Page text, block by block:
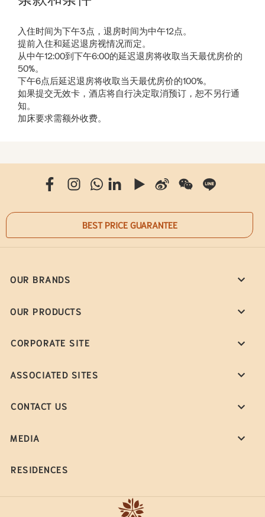
入住时间为下午3点，退房时间为中午12点。
提前入住和延迟退房视情况而定。
从中午12:00到下午6:00的延迟退房将收取当天最优房价的
50%。
下午6点后延迟退房将收取当天最优房价的100%。
如果提交无效卡，酒店将自行决定取消预订，恕不另行通
知。
加床要求需额外收费。
BEST PRICE GUARANTEE
OUR BRANDS
OUR PRODUCTS
CORPORATE SITE
ASSOCIATED SITES
CONTACT US
MEDIA
RESIDENCES